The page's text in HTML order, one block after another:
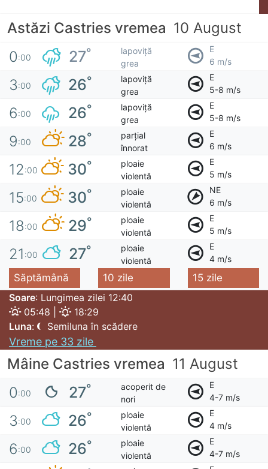
Astăzi Castries vremea 10 August
0:00 27°
lapoviță
grea
E
6 m/s
3:00 26°
lapoviță
grea
E
5-8 m/s
6:00 26°
lapoviță
grea
E
5-8 m/s
9:00 28°
parțial
înnorat
E
6 m/s
12:00 30°
ploaie
violentă
E
5 m/s
15:00 30°
ploaie
violentă
NE
6 m/s
18:00 29°
ploaie
violentă
E
5 m/s
21 :00 27°
ploaie
violentă
E
4 m/s
Săptămână 10 zile
15 zile
Soare: Lungimea zilei 12:40
05:48 |
18:29
Luna: Semiluna în scădere
Vreme pe 33 zile
Mâine Castries vremea 11 August
0:00 27°
acoperit de
nori
E
4-7 m/s
3:00 26°
ploaie
violentă
E
4 m/s
6:00 26°
ploaie
violentă
E
4-7 m/s